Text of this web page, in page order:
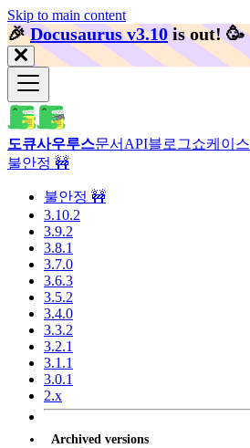
Skip to main content
🎉️Docusaurus v3.10 is out! 🥳️
도큐사우루스문서 API블로그쇼케이스
불안정 🚧
불안정 🚧
3.10.2
3.9.2
3.8.1
3.7.0
3.6.3
3.5.2
3.4.0
3.3.2
3.2.1
3.1.1
3.0.1
2.x
Archived versions